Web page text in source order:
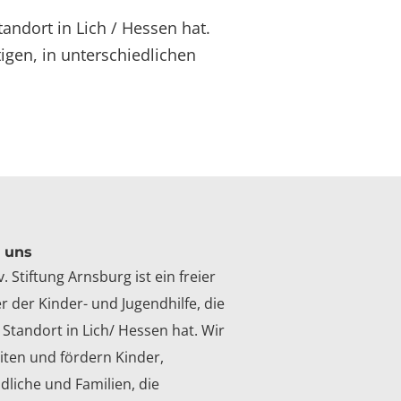
in Lich / Hessen hat.
in unterschiedlichen
uns
Stiftung Arnsburg ist ein freier
der Kinder- und Jugendhilfe, die
in Lich/ Hessen hat. Wir
und fördern Kinder,
und Familien, die